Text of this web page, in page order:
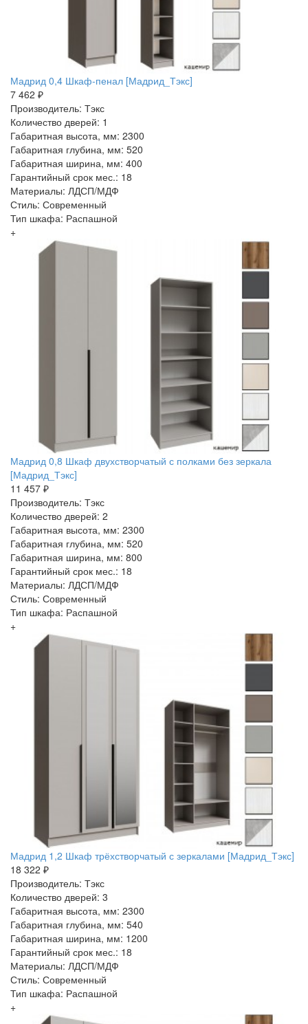
Мадрид 0,4 Шкаф-пенал [Мадрид_Тэкс]
7 462 ₽
Производитель: Тэкс
Количество дверей: 1
Габаритная высота, мм: 2300
Габаритная глубина, мм: 520
Габаритная ширина, мм: 400
Гарантийный срок мес.: 18
Материалы: ЛДСП/МДФ
Стиль: Современный
Тип шкафа: Распашной
+
Мадрид 0,8 Шкаф двухстворчатый с полками без зеркала
[Мадрид_Тэкс]
11 457 ₽
Производитель: Тэкс
Количество дверей: 2
Габаритная высота, мм: 2300
Габаритная глубина, мм: 520
Габаритная ширина, мм: 800
Гарантийный срок мес.: 18
Материалы: ЛДСП/МДФ
Стиль: Современный
Тип шкафа: Распашной
+
Мадрид 1,2 Шкаф трёхстворчатый с зеркалами [Мадрид_Тэкс]
18 322 ₽
Производитель: Тэкс
Количество дверей: 3
Габаритная высота, мм: 2300
Габаритная глубина, мм: 540
Габаритная ширина, мм: 1200
Гарантийный срок мес.: 18
Материалы: ЛДСП/МДФ
Стиль: Современный
Тип шкафа: Распашной
+